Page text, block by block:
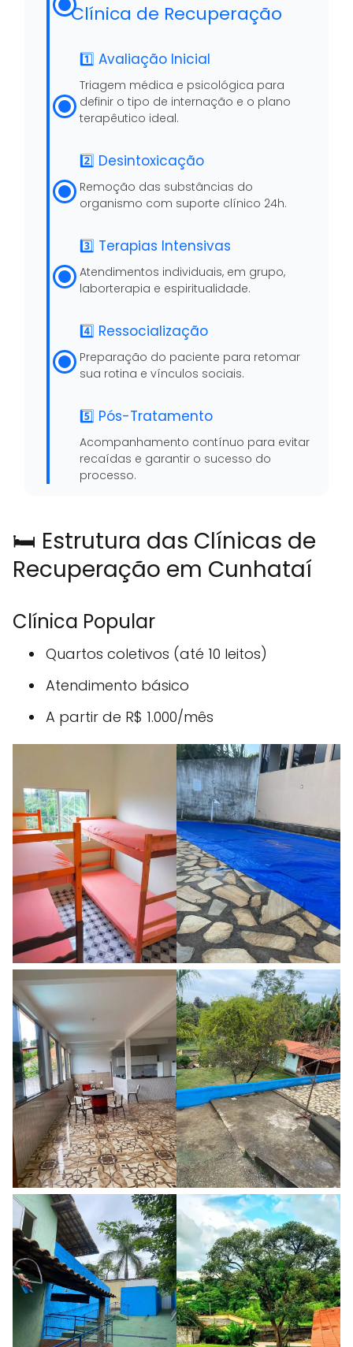
Clínica de Recuperação
1️⃣ Avaliação Inicial
Triagem médica e psicológica para
definir o tipo de internação e o plano
terapêutico ideal.
2️⃣ Desintoxicação
Remoção das substâncias do
organismo com suporte clínico 24h.
3️⃣ Terapias Intensivas
Atendimentos individuais, em grupo,
laborterapia e espiritualidade.
4️⃣ Ressocialização
Preparação do paciente para retomar
sua rotina e vínculos sociais.
5️⃣ Pós-Tratamento
Acompanhamento contínuo para evitar
recaídas e garantir o sucesso do
processo.
🛏️ Estrutura das Clínicas de
Recuperação em Cunhataí
Clínica Popular
Quartos coletivos (até 10 leitos)
Atendimento básico
A partir de R$ 1.000/mês